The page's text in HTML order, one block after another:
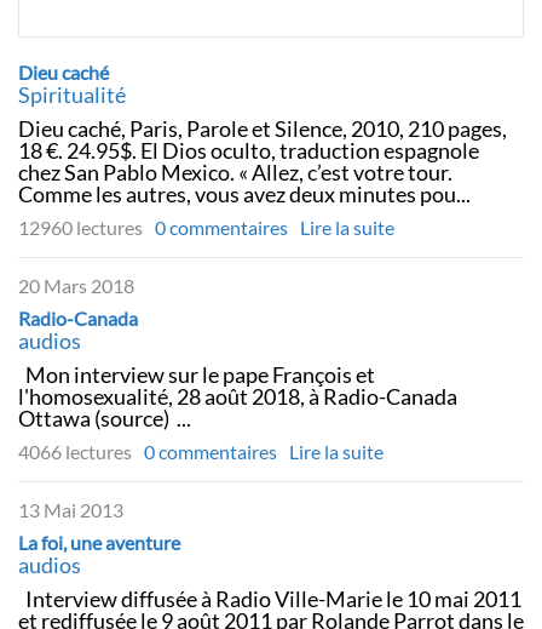
Dieu caché
Spiritualité
Dieu caché, Paris, Parole et Silence, 2010, 210 pages,
18 €. 24.95$. El Dios oculto, traduction espagnole
chez San Pablo Mexico. « Allez, c’est votre tour.
Comme les autres, vous avez deux minutes pou...
12960 lectures 0 commentaires Lire la suite
20 Mars 2018
Radio-Canada
audios
Mon interview sur le pape François et
l'homosexualité, 28 août 2018, à Radio-Canada
Ottawa (source) ...
4066 lectures 0 commentaires Lire la suite
13 Mai 2013
La foi, une aventure
audios
Interview diffusée à Radio Ville-Marie le 10 mai 2011
et rediffusée le 9 août 2011 par Rolande Parrot dans le